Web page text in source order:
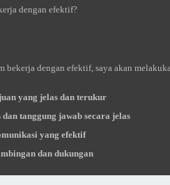
dengan efektif?
bekerja dengan efektif, saya akan
yang jelas dan terukur
tanggung jawab secara jelas
yang efektif
dan dukungan